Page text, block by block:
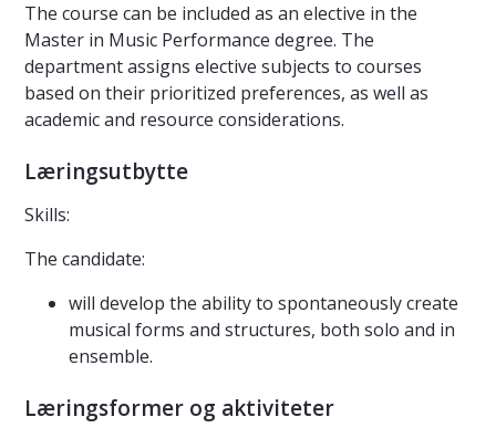
The course can be included as an elective in the
Master in Music Performance degree. The
department assigns elective subjects to courses
based on their prioritized preferences, as well as
academic and resource considerations.
Læringsutbytte
Skills:
The candidate:
will develop the ability to spontaneously create
musical forms and structures, both solo and in
ensemble.
Læringsformer og aktiviteter